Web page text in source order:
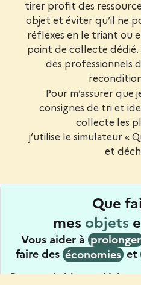
tirer profit des
objet et éviter qu’il ne
réflexes en le triant ou
point de collecte dédié.
des professionnels
Pour m’assurer que
consignes de tri et
collecte les
j’utilise le simulateur «
et